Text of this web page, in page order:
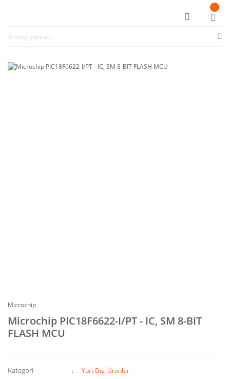
Microchip
Microchip PIC18F6622-I/PT - IC, SM 8-BIT
FLASH MCU
Kategori Yurt Dışı Ürünler